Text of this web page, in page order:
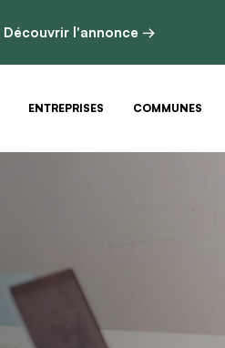
Découvrir l'annonce →
ENTREPRISES COMMUNES